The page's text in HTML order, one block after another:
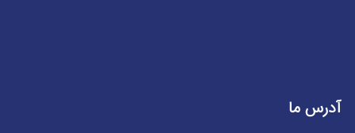
آدرس ما